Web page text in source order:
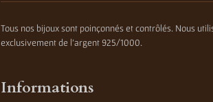
Tous nos bijoux sont poinçonnés et contrôlés. Nous
exclusivement de l'argent 925/1000.
Informations